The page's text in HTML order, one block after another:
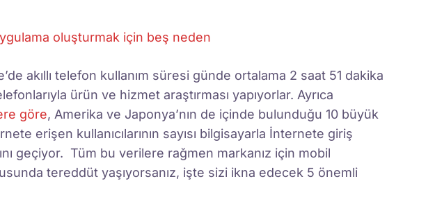
akıllı telefon kullanım süresi günde ortalama 2 saat 51 dakika
ürün ve hizmet araştırması yapıyorlar. Ayrıca
göre, Amerika ve Japonya’nın de içinde bulunduğu 10 büyük
erişen kullanıcılarının sayısı bilgisayarla İnternete giriş
geçiyor. Tüm bu verilere rağmen markanız için mobil
tereddüt yaşıyorsanız, işte sizi ikna edecek 5 önemli